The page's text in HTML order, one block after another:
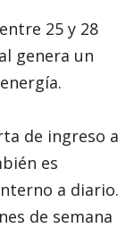
25 y 28
genera un
de ingreso a
es
a diario.
de semana